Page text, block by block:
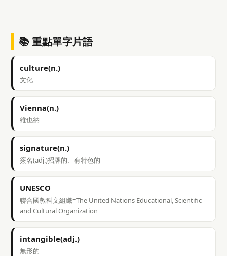
📚 重點單字片語
culture(n.)
文化
Vienna(n.)
維也納
signature(n.)
簽名(adj.)招牌的、有特色的
UNESCO
聯合國教科文組織=The United Nations Educational, Scientific
and Cultural Organization
intangible(adj.)
無形的